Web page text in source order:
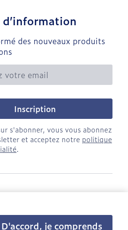
D'accord, je comprends
des nouveaux produits
Inscription
s'abonner, vous vous abonnez
et acceptez notre politique
.